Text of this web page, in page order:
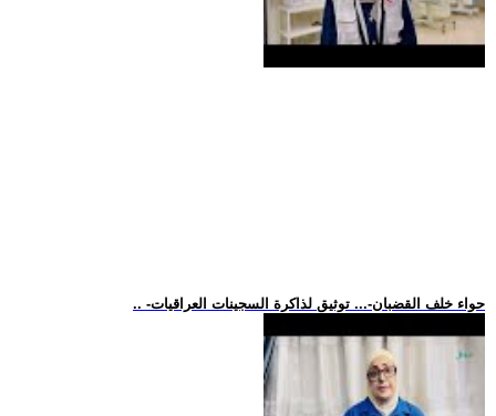
.. -حواء خلف القضبان-... توثيق لذاكرة السجينات العراقيات